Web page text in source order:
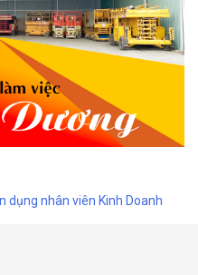
dụng nhân viên Kinh Doanh